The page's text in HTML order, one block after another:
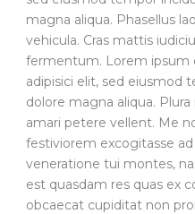
magna aliqua. Phasellus
vehicula. Cras mattis
fermentum. Lorem ipsum
adipisici elit, sed eiusmod
dolore magna aliqua.
amari petere vellent. Me
festiviorem excogitasse
veneratione tui montes,
est quasdam res quas ex
obcaecat cupiditat non